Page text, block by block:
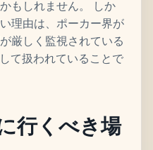
もしれません。 しか
理由は、ポーカー界が
厳しく監視されている
て扱われていることで
行くべき場